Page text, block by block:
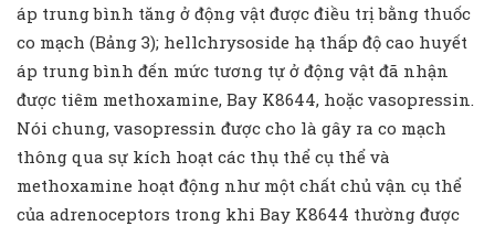
áp trung bình tăng ở động vật được điều trị bằng thuốc
co mạch (Bảng 3); hellchrysoside hạ thấp độ cao huyết
áp trung bình đến mức tương tự ở động vật đã nhận
được tiêm methoxamine, Bay K8644, hoặc vasopressin.
Nói chung, vasopressin được cho là gây ra co mạch
thông qua sự kích hoạt các thụ thể cụ thể và
methoxamine hoạt động như một chất chủ vận cụ thể
của adrenoceptors trong khi Bay K8644 thường được